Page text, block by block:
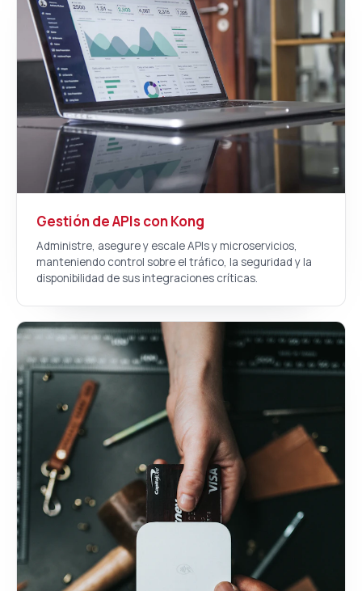
Gestión de APIs con Kong
Administre, asegure y escale APIs y microservicios,
manteniendo control sobre el tráfico, la seguridad y la
disponibilidad de sus integraciones críticas.